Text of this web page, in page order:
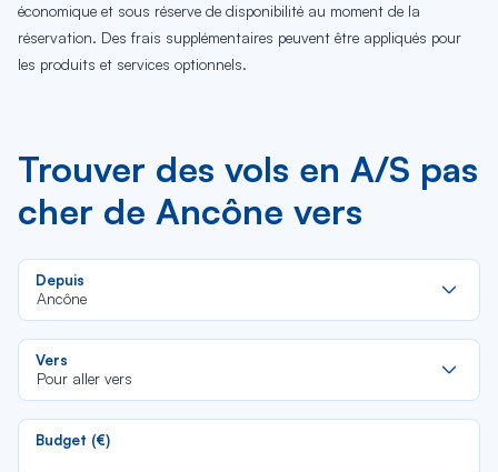
économique et sous réserve de disponibilité au moment de la
réservation. Des frais supplémentaires peuvent être appliqués pour
les produits et services optionnels.
Trouver des vols en A/S pas
cher de Ancône vers
Depuis
Ancône
Vers
Pour aller vers
Budget (€)